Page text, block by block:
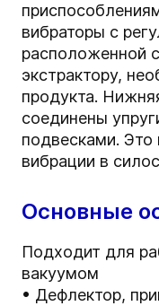
вибраторы с
расположенной
экстрактору,
продукта.
соединены
подвесками.
вибрации в
Основные
Подходит для
вакуумом
• Дефлектор,